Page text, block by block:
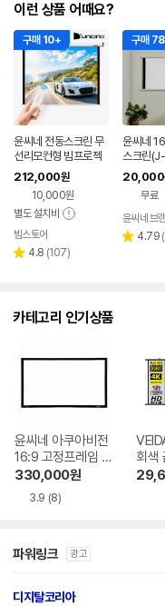
이런 상품 어때요?
구매 10+
윤씨네 전동스크린 무
선리모컨형 빔프로젝
터 빔스크린 노출형 2
90cm(120인치), 1개
212,000원
10,000원
별도 설치비
페이
빔스토어
별 4.8 리
(107)
구매
윤씨네
스크린
가정용 이
미니빔
+가방
20,000
무료
윤씨네 브
별 4.79 (
카테고리 인기상품
윤씨네 아쿠아비전
16:9 고정프레임 스
크린 SA-FH 시리
즈 시네비젼원단
330,000원
3.9 (8)
회색
빔프
파워링크 광고
디지탈코리아